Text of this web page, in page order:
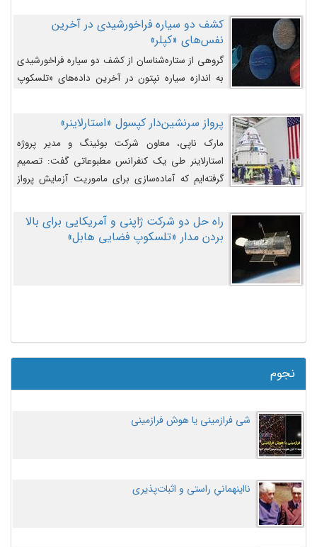
کشف دو سیاره فراخورشیدی در آخرین
نفس‌های «کپلر»
گروهی از ستاره‌شناسان از کشف دو سیاره فراخورشیدی
به اندازه سیاره نپتون در آخرین داده‌های «تلسکوپ
پرواز سرنشین‌دار کپسول «استارلاینر»
مارک ناپی، معاون شرکت بوئینگ و مدیر پروژه
استارلاینر طی یک کنفرانس مطبوعاتی گفت: تصمیم
گرفته‌ایم که آماده‌سازی برای ماموریت آزمایش پرواز
اصلاح کنیم.
راه حل دو شرکت ژاپنی و آمریکایی برای بالا
بردن مدار «تلسکوپ فضایی هابل»
نجوم
شی فرازمینی یا هوش فرازمینی
نااینهمانیِ راستی و اثبات‌پذیری